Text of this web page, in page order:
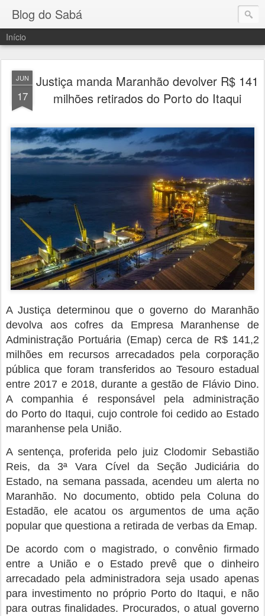
Blog do Sabá
Início
JUN
17
Justiça manda Maranhão devolver R$ 141
milhões retirados do Porto do Itaqui
A Justiça determinou que o governo do Maranhão
devolva aos cofres da Empresa Maranhense de
Administração Portuária (Emap) cerca de R$ 141,2
milhões em recursos arrecadados pela corporação
pública que foram transferidos ao Tesouro estadual
entre 2017 e 2018, durante a gestão de Flávio Dino.
A companhia é responsável pela administração
do Porto do Itaqui, cujo controle foi cedido ao Estado
maranhense pela União.
A sentença, proferida pelo juiz Clodomir Sebastião
Reis, da 3ª Vara Cível da Seção Judiciária do
Estado, na semana passada, acendeu um alerta no
Maranhão. No documento, obtido pela Coluna do
Estadão, ele acatou os argumentos de uma ação
popular que questiona a retirada de verbas da Emap.
De acordo com o magistrado, o convênio firmado
entre a União e o Estado prevê que o dinheiro
arrecadado pela administradora seja usado apenas
para investimento no próprio Porto do Itaqui, e não
para outras finalidades. Procurados, o atual governo